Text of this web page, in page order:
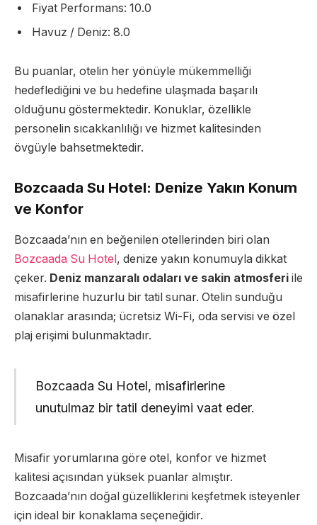
Fiyat Performans: 10.0
Havuz / Deniz: 8.0
Bu puanlar, otelin her yönüyle mükemmelliği
hedeflediğini ve bu hedefine ulaşmada başarılı
olduğunu göstermektedir. Konuklar, özellikle
personelin sıcakkanlılığı ve hizmet kalitesinden
övgüyle bahsetmektedir.
Bozcaada Su Hotel: Denize Yakın Konum
ve Konfor
Bozcaada’nın en beğenilen otellerinden biri olan
Bozcaada Su Hotel , denize yakın konumuyla dikkat
çeker. Deniz manzaralı odaları ve sakin atmosferi ile
misafirlerine huzurlu bir tatil sunar. Otelin sunduğu
olanaklar arasında; ücretsiz Wi-Fi, oda servisi ve özel
plaj erişimi bulunmaktadır.
Bozcaada Su Hotel, misafirlerine
unutulmaz bir tatil deneyimi vaat eder.
Misafir yorumlarına göre otel, konfor ve hizmet
kalitesi açısından yüksek puanlar almıştır.
Bozcaada’nın doğal güzelliklerini keşfetmek isteyenler
için ideal bir konaklama seçeneğidir.